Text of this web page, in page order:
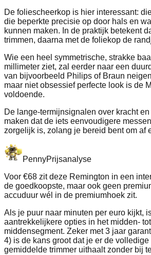
De foliescheerkop is hier interessant:
die beperkte precisie op door hals en
kunnen maken. In de praktijk betekent
trimmen, daarna met de foliekop de
Wie een heel symmetrische, strakke
millimeter ziet, zal eerder naar een
van bijvoorbeeld Philips of Braun
maar niet obsessief perfecte look is de
voldoende.
De lange-termijnsignalen over kracht
maken dat de iets eenvoudigere
zorgelijk is, zolang je bereid bent om af
PennyPrijsanalyse
Voor €68 zit deze Remington in een
de goedkoopste, maar ook geen
accuduur wél in de premiumhoek zit.
Als je puur naar minuten per euro kijkt,
aantrekkelijkere opties in het midden-
middensegment. Zeker met 3 jaar
4) is de kans groot dat je er de
gemiddelde trimmer uithaalt zonder bij